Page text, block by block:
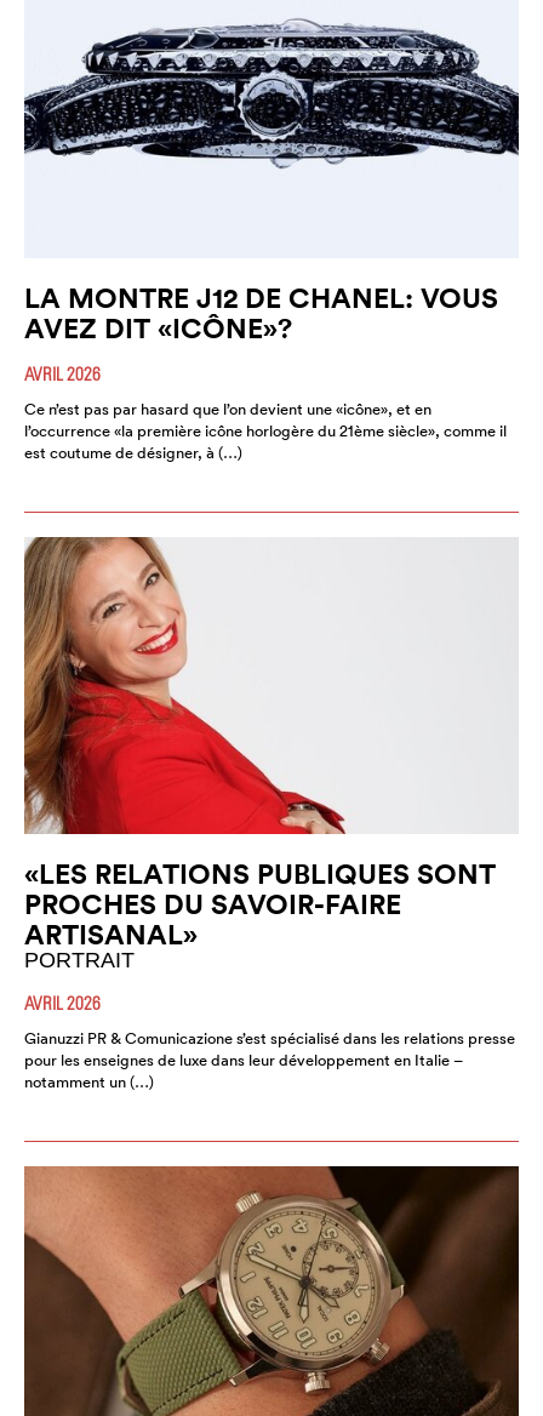
LA MONTRE J12 DE CHANEL: VOUS
AVEZ DIT «ICÔNE»?
AVRIL 2026
Ce n’est pas par hasard que l’on devient une «icône», et en
l’occurrence «la première icône horlogère du 21ème siècle», comme il
est coutume de désigner, à (…)
«LES RELATIONS PUBLIQUES SONT
PROCHES DU SAVOIR-FAIRE
ARTISANAL»
PORTRAIT
AVRIL 2026
Gianuzzi PR & Comunicazione s’est spécialisé dans les relations presse
pour les enseignes de luxe dans leur développement en Italie –
notamment un (…)